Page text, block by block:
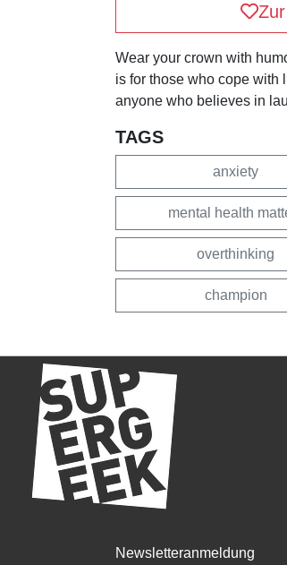
Wear your crown with
is for those who cope with
anyone who believes in
TAGS
anxiety
mental health
overthinking
champion
Newsletteranmeldung